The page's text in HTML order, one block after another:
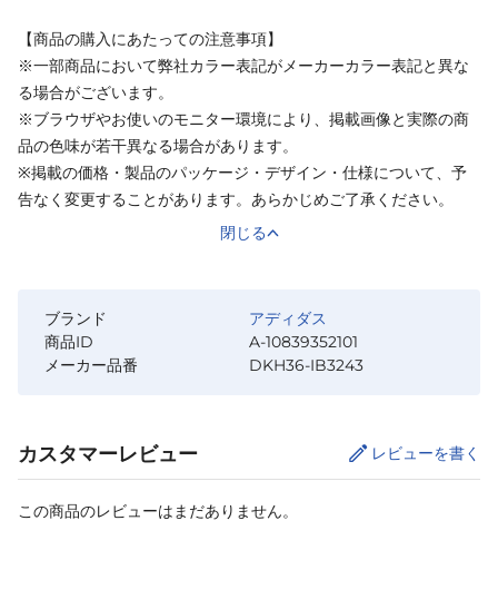
【商品の購入にあたっての注意事項】
※一部商品において弊社カラー表記がメーカーカラー表記と異な
る場合がございます。
※ブラウザやお使いのモニター環境により、掲載画像と実際の商
品の色味が若干異なる場合があります。
※掲載の価格・製品のパッケージ・デザイン・仕様について、予
告なく変更することがあります。あらかじめご了承ください。
閉じる
ブランド
アディダス
商品ID
A-10839352101
メーカー品番
DKH36-IB3243
カスタマーレビュー レビューを書く
この商品のレビューはまだありません。